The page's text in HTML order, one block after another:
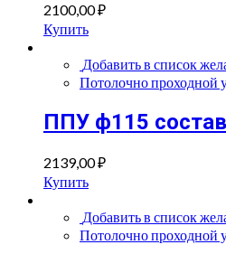
2100,00₽
Купить
Добавить в список
Потолочно проходной
ППУ ф115
2139,00₽
Купить
Добавить в список
Потолочно проходной